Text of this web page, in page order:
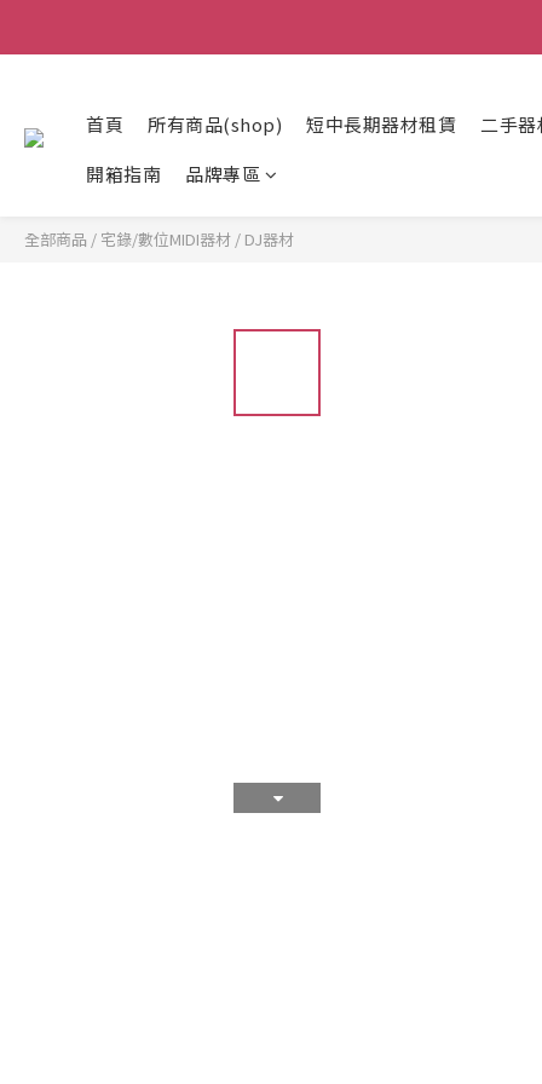
首頁 所有商品(shop) 短中長期器材租賃
二手
開箱指南
品牌專區
全部商品 / 宅錄/數位MIDI器材 / DJ器材